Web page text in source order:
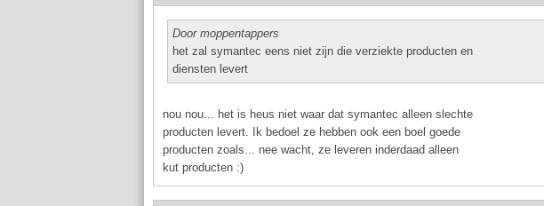
Door moppentappers
het zal symantec eens niet zijn die verziekte producten en
diensten levert
nou nou... het is heus niet waar dat symantec alleen slechte
producten levert. Ik bedoel ze hebben ook een boel goede
producten zoals... nee wacht, ze leveren inderdaad alleen
kut producten :)